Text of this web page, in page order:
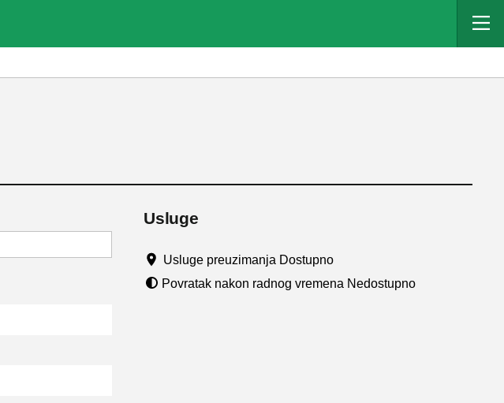
Usluge
Usluge preuzimanja Dostupno
Povratak nakon radnog vremena Nedostupno